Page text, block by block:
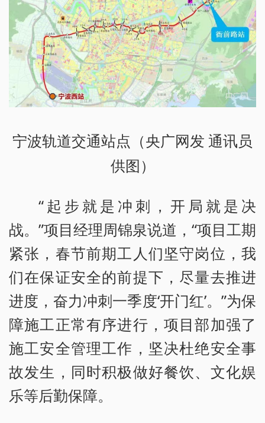
宁波轨道交通站点（央广网发 通讯员
供图）
“起步就是冲刺，开局就是决
战。”项目经理周锦泉说道，“项目工期
紧张，春节前期工人们坚守岗位，我
们在保证安全的前提下，尽量去推进
进度，奋力冲刺一季度‘开门红’。”为保
障施工正常有序进行，项目部加强了
施工安全管理工作，坚决杜绝安全事
故发生，同时积极做好餐饮、文化娱
乐等后勤保障。